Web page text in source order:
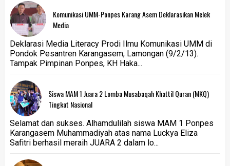
Komunikasi UMM-Ponpes Karang Asem Deklarasikan Melek
Media
Deklarasi Media Literacy Prodi Ilmu Komunikasi UMM di
Pondok Pesantren Karangasem, Lamongan (9/2/13).
Tampak Pimpinan Ponpes, KH Haka...
Siswa MAM 1 Juara 2 Lomba Musabaqah Khattil Quran (MKQ)
Tingkat Nasional
Selamat dan sukses. Alhamdulilah siswa MAM 1 Ponpes
Karangasem Muhammadiyah atas nama Luckya Eliza
Safitri berhasil meraih JUARA 2 dalam lo...